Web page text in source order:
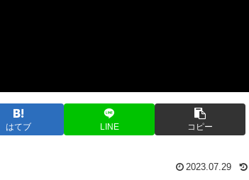
はてブ LINE コピー
2023.07.29